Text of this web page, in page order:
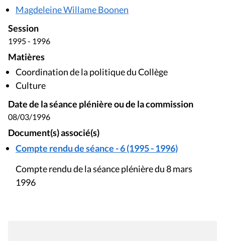
Magdeleine Willame Boonen
Session
1995 - 1996
Matières
Coordination de la politique du Collège
Culture
Date de la séance plénière ou de la commission
08/03/1996
Document(s) associé(s)
Compte rendu de séance - 6 (1995 - 1996)
Compte rendu de la séance plénière du 8 mars
1996